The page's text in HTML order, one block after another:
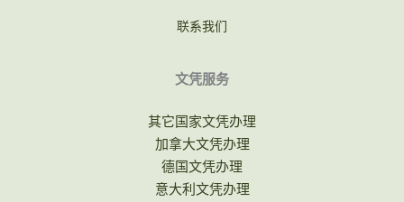
联系我们
文凭服务
其它国家文凭办理
加拿大文凭办理
德国文凭办理
意大利文凭办理